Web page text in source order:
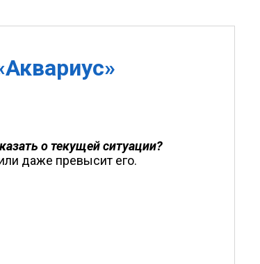
о текущей ситуации?
даже превысит его.